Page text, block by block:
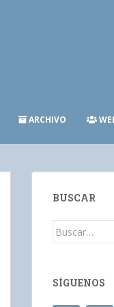
ARCHIVO
BUSCAR
Buscar:
SÍGUENOS